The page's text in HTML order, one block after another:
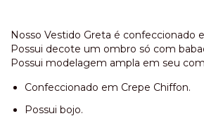
Nosso Vestido Greta é confeccionado
Possui decote um ombro só com
Possui modelagem ampla em seu
Confeccionado em Crepe Chiffon.
Possui bojo.